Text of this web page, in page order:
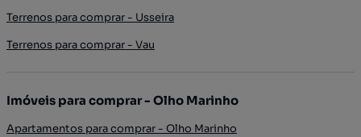
Terrenos para comprar - Usseira
Terrenos para comprar - Vau
Imóveis para comprar - Olho Marinho
Apartamentos para comprar - Olho Marinho